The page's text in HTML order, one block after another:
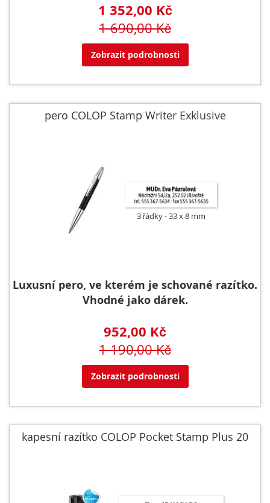
1 352,00 Kč
1 690,00 Kč
Zobrazit podrobnosti
pero COLOP Stamp Writer Exklusive
3 řádky 33 x 8 mm
Luxusní pero, ve kterém je schované razítko.
Vhodné jako dárek.
952,00 Kč
1 190,00 Kč
Zobrazit podrobnosti
kapesní razítko COLOP Pocket Stamp Plus 20